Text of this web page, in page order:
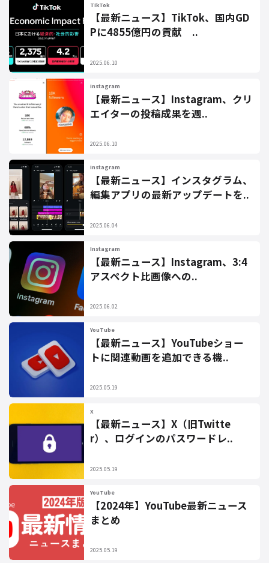
TikTok
【最新ニュース】TikTok、国内GD
Pに4855億円の貢献 ..
2025.06.10
Instagram
【最新ニュース】Instagram、クリ
エイターの投稿成果を週..
2025.06.10
Instagram
【最新ニュース】インスタグラム、
編集アプリの最新アップデートを..
2025.06.04
Instagram
【最新ニュース】Instagram、3:4
アスペクト比画像への..
2025.06.02
YouTube
【最新ニュース】YouTubeショー
トに関連動画を追加できる機..
2025.05.19
X
【最新ニュース】X（旧Twitte
r）、ログインのパスワードレ..
2025.05.19
YouTube
【2024年】YouTube最新ニュース
まとめ
2025.05.19